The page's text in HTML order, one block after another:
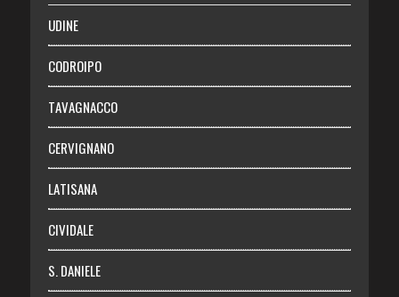
SALUTE
Necrologie
Chi siamo
Abbonati
Login
UDINE
CODROIPO
TAVAGNACCO
CERVIGNANO
LATISANA
CIVIDALE
S. DANIELE